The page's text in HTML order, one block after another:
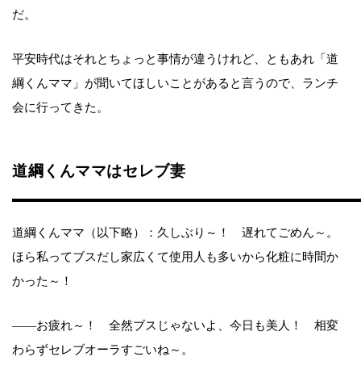
だ。
平安時代はそれとちょっと事情が違うけれど、ともあれ「道
綱くんママ」が聞いてほしいことがあると言うので、ランチ
会に行ってきた。
道綱くんママはセレブ妻
道綱くんママ（以下略）：久しぶり～！ 遅れてごめん～。
ほら私ってブスだし家広くて使用人も多いから化粧に時間か
かった～！
――お疲れ～！ 全然ブスじゃないよ、今日も美人！ 相変
わらずセレブオーラすごいね～。